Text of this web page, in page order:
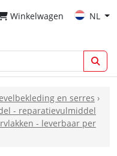
Winkelwagen NL
en serres ›
- reparatievulmiddel
- leverbaar per